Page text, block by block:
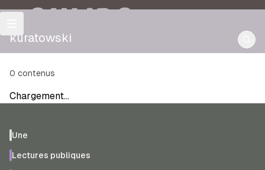
OULIPO
kuratowski
0 contenus
Chargement…
Une
Lectures publiques